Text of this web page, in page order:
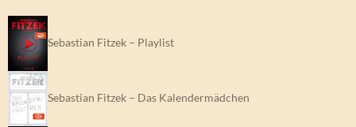
Sebastian Fitzek – Playlist
Sebastian Fitzek – Das Kalendermädchen